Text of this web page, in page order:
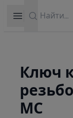
Open sidebar
Ключ
МС